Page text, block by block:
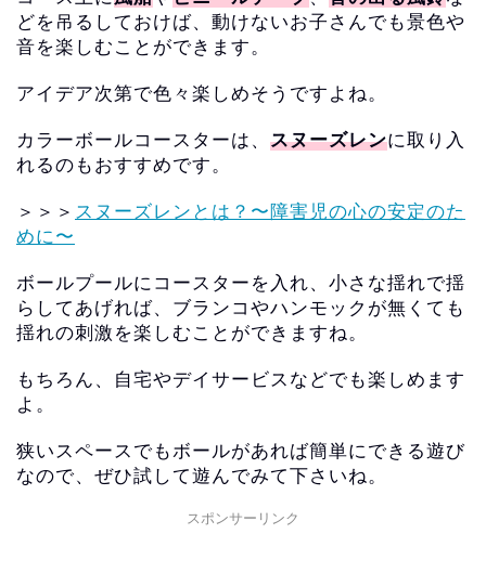
どを吊るしておけば、 動けないお子さんでも景色や
音を楽しむことができます。
アイデア次第で色々楽しめそうですよね。
カラーボールコースターは、 スヌーズレンに取り入
れるのもおすすめです。
＞＞＞ スヌーズレンとは？〜障害児の心の安定のた
めに〜
ボールプールにコースターを入れ、 小さな揺れで揺
らしてあげれば、 ブランコやハンモックが無くても
揺れの刺激を楽しむことができま すね。
もちろん、自宅やデイサービスなどでも楽しめます
よ。
狭いスペースでもボールがあれば簡単にできる遊び
なので、ぜひ試して遊んでみて下さいね。
スポンサーリンク